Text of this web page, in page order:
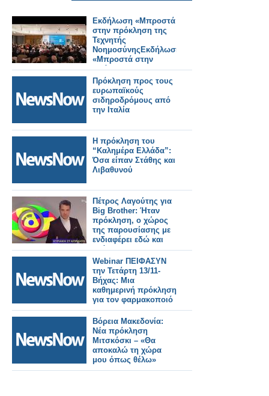
Εκδήλωση «Μπροστά
στην πρόκληση της
Τεχνητής
ΝοημοσύνηςΕκδήλωση
«Μπροστά στην
πρόκληση της
Τεχνητής
Νοημοσύνης»
Πρόκληση προς τους
ευρωπαϊκούς
σιδηροδρόμους από
την Ιταλία
Η πρόκληση του
“Καλημέρα Ελλάδα”:
Όσα είπαν Στάθης και
Λιβαθυνού
Πέτρος Λαγούτης για
Big Brother: Ήταν
πρόκληση, ο χώρος
της παρουσίασης με
ενδιαφέρει εδώ και
χρόνια
Webinar ΠΕΙΦΑΣΥΝ
την Τετάρτη 13/11-
Βήχας: Mια
καθημερινή πρόκληση
για τον φαρμακοποιό
Βόρεια Μακεδονία:
Νέα πρόκληση
Μιτσκόσκι – «Θα
αποκαλώ τη χώρα
μου όπως θέλω»